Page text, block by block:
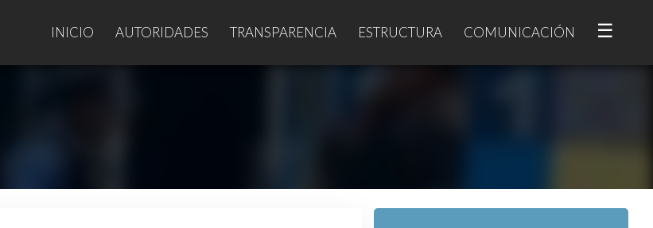
INICIO AUTORIDADES TRANSPARENCIA ESTRUCTURA COMUNICACIÓN ☰